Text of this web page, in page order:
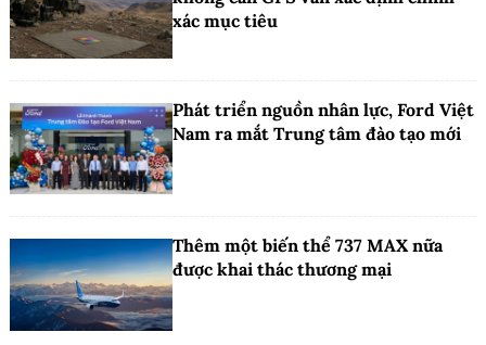
xác mục tiêu
Phát triển nguồn nhân lực, Ford Việt
Nam ra mắt Trung tâm đào tạo mới
Thêm một biến thể 737 MAX nữa
được khai thác thương mại